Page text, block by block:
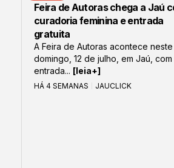
Feira de Autoras chega a Jaú
curadoria feminina e entrada
gratuita
A Feira de Autoras acontece neste
domingo, 12 de julho, em Jaú, com
entrada... [leia+]
HÁ 4 SEMANAS JAUCLICK